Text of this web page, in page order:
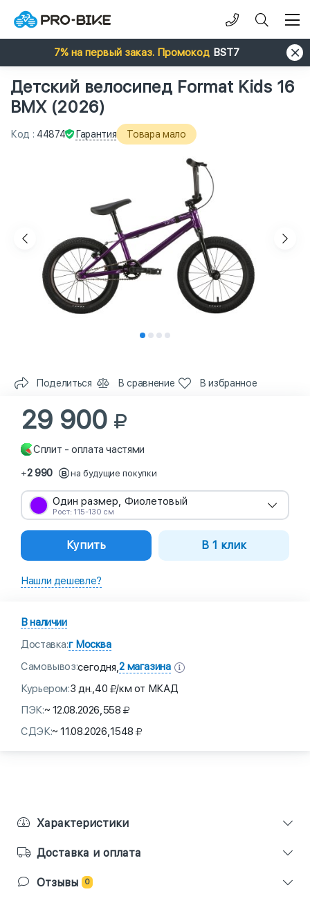
7% на первый заказ. Промокод BST7
Детский велосипед Format Kids 16
BMX (2026)
Код : 44874 Гарантия Товара мало
Поделиться В сравнение В избранное
29 900
Сплит - оплата частями
+2 990 на будущие покупки
Один размер, Фиолетовый
Рост: 115-130 см
Купить В 1 клик
Нашли дешевле?
В наличии
Доставка:г Москва
Самовывоз:сегодня,2 магазина
Курьером:3 дн.,40 /км от МКАД
ПЭК:~ 12.08.2026,558
СДЭК:~ 11.08.2026,1548
Характеристики
Доставка и оплата
Отзывы 0